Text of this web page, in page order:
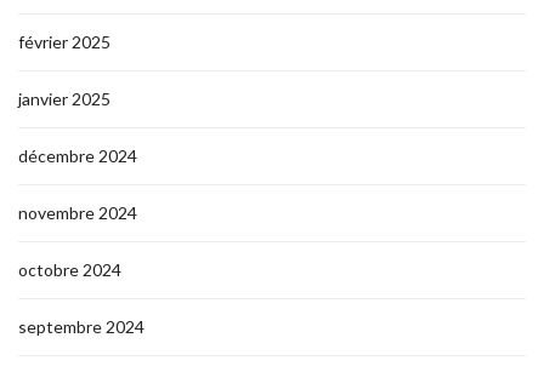
février 2025
janvier 2025
décembre 2024
novembre 2024
octobre 2024
septembre 2024